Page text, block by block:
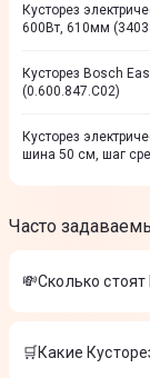
Кусторез
600Вт, 610мм
Кусторез Bosch
(0.600.847.C02)
Кусторез
шина 50 см, шаг
Часто
💸Сколько
магазине Цитрус
🛒Какие